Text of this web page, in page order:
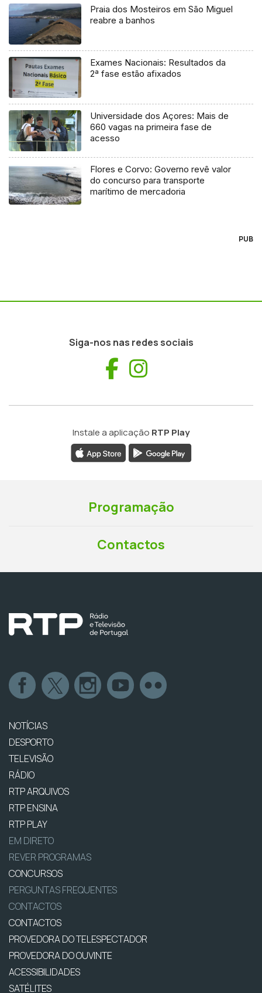
Praia dos Mosteiros em São Miguel
reabre a banhos
Exames Nacionais: Resultados da
2ª fase estão afixados
Universidade dos Açores: Mais de
660 vagas na primeira fase de
acesso
Flores e Corvo: Governo revê valor
do concurso para transporte
marítimo de mercadoria
PUB
Siga-nos nas redes sociais
Facebook
Instale a aplicação RTP Play
Programação
Contactos
NOTÍCIAS
DESPORTO
TELEVISÃO
RÁDIO
RTP ARQUIVOS
RTP ENSINA
RTP PLAY
EM DIRETO
REVER PROGRAMAS
CONCURSOS
PERGUNTAS FREQUENTES
CONTACTOS
CONTACTOS
PROVEDORA DO TELESPECTADOR
PROVEDORA DO OUVINTE
ACESSIBILIDADES
SATÉLITES